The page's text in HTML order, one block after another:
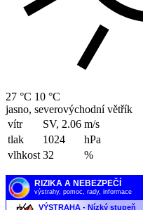
27 °C 10 °C
jasno, severovýchodní větřík
vítr
SV, 2.06 m/s
tlak
1024
hPa
vlhkost 32 %